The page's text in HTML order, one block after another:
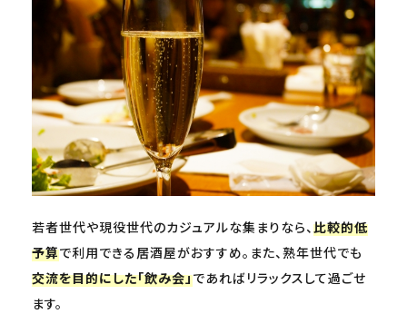
若者世代や現役世代のカジュアルな集まりなら、比較的低
予算で利用できる居酒屋がおすすめ。また、熟年世代でも
交流を目的にした「飲み会」であればリラックスして過ごせ
ます。